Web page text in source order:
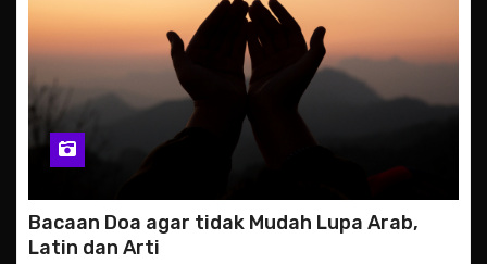
Bacaan Doa agar tidak Mudah Lupa Arab,
Latin dan Arti